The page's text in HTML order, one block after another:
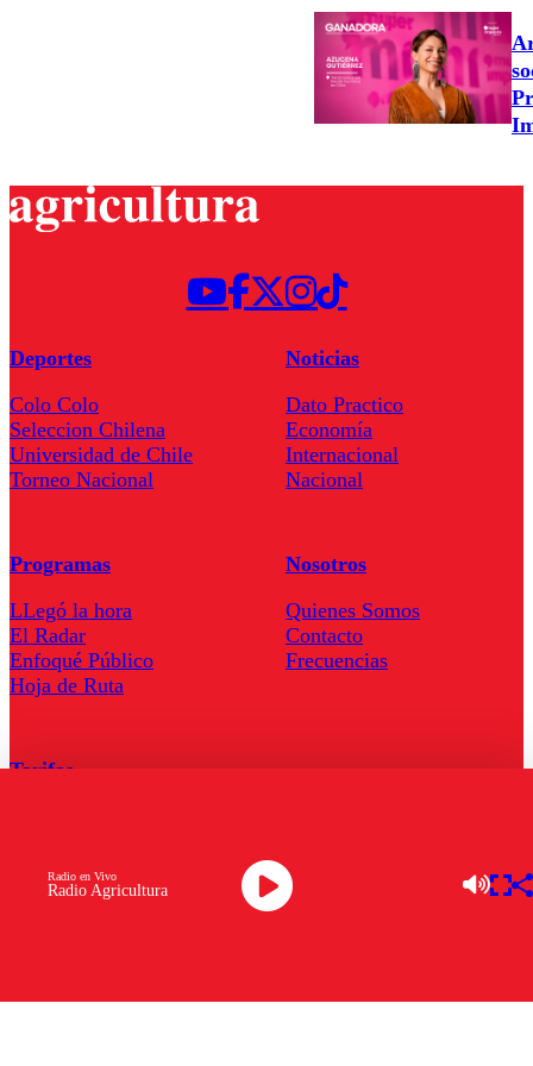
Radio Agricultura
Radio en Vivo
Deportes
Colo Colo
Seleccion Chilena
Universidad de Chile
Torneo Nacional
Noticias
Dato Practico
Economía
Internacional
Nacional
Programas
LLegó la hora
El Radar
Enfoqué Público
Hoja de Ruta
Nosotros
Quienes Somos
Contacto
Frecuencias
Tarifas
Descarga la APP